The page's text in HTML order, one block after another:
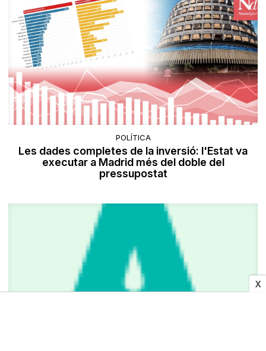
X
POLÍTICA
Les dades completes de la inversió: l'Estat va
executar a Madrid més del doble del
pressupostat